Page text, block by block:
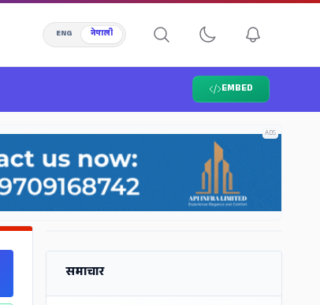
ENG नेपाली
EMBED
ADS
समाचार